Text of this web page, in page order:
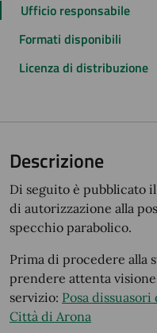
Ufficio responsabile
Formati disponibili
Licenza di distribuzione
Descrizione
Di seguito è pubblicato
di autorizzazione alla
specchio parabolico.
Prima di procedere alla
prendere attenta
servizio: Posa
Città di Arona